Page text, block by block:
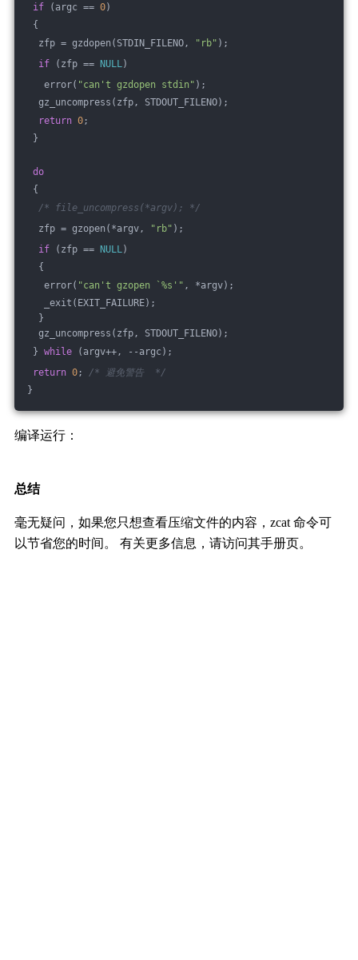
if (argc == 0)
{
zfp = gzdopen(STDIN_FILENO,
"rb" );
if (zfp == NULL )
error( "can't gzdopen stdin" );
gz_uncompress(zfp, STDOUT_FILENO);
return 0 ;
}
do
{
/* file_uncompress(*argv); */
zfp = gzopen(*argv,
"rb" );
if (zfp == NULL )
{
error( "can't gzopen `%s'" , *argv);
_exit(EXIT_FAILURE);
}
gz_uncompress(zfp, STDOUT_FILENO);
} while (argv++, --argc);
return 0 ; /* 避免警告  */
}
编译运行：
总结
毫无疑问，如果您只想查看压缩文件的内容，zcat 命令可
以节省您的时间。 有关更多信息，请访问其手册页。